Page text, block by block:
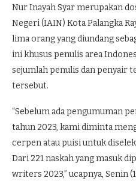
Nur Inayah Syar merupakan
Negeri (IAIN) Kota Palangka
lima orang yang diundang
ini khusus penulis area
sejumlah penulis dan penyair
tersebut.
“Sebelum ada pengumuman
tahun 2023, kami diminta
cerpen atau puisi untuk
Dari 221 naskah yang masuk
writers 2023,” ucapnya, Senin